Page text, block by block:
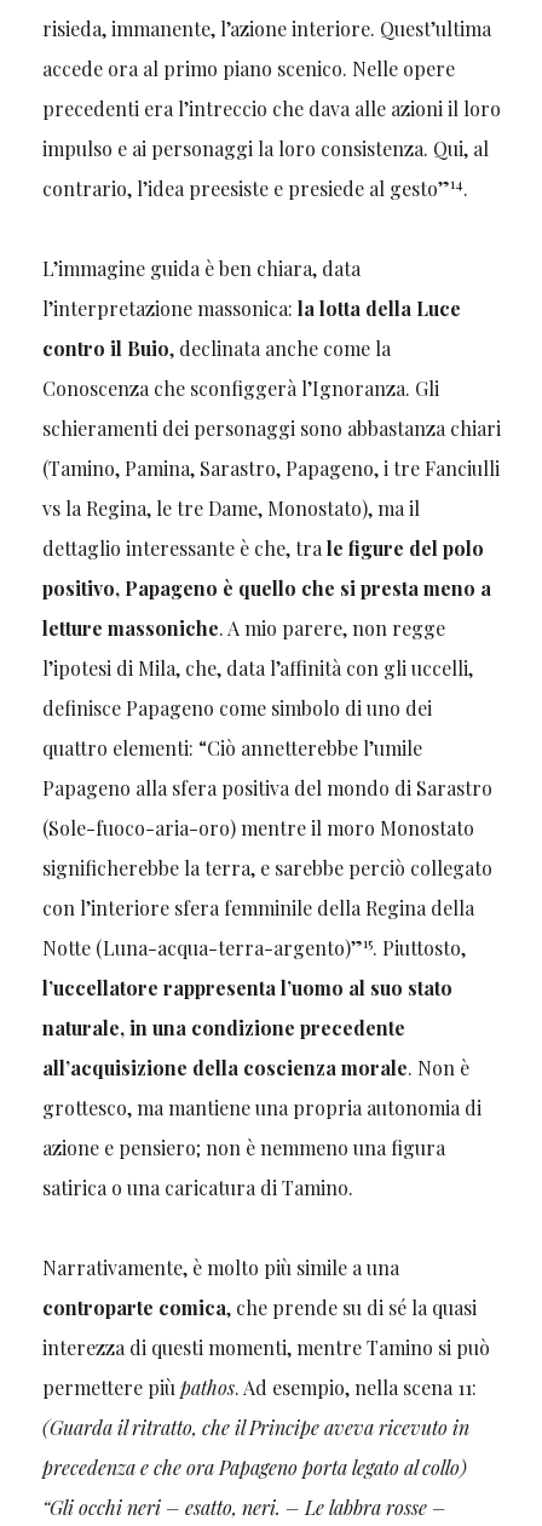
risieda, immanente, l’azione interiore. Quest’ultima
accede ora al primo piano scenico. Nelle opere
precedenti era l’intreccio che dava alle azioni il loro
impulso e ai personaggi la loro consistenza. Qui, al
contrario, l’idea preesiste e presiede al gesto”14.
L’immagine guida è ben chiara, data
l’interpretazione massonica: la lotta della Luce
contro il Buio, declinata anche come la
Conoscenza che sconfiggerà l’Ignoranza. Gli
schieramenti dei personaggi sono abbastanza chiari
(Tamino, Pamina, Sarastro, Papageno, i tre Fanciulli
vs la Regina, le tre Dame, Monostato), ma il
dettaglio interessante è che, tra le figure del polo
positivo, Papageno è quello che si presta meno a
letture massoniche. A mio parere, non regge
l’ipotesi di Mila, che, data l’affinità con gli uccelli,
definisce Papageno come simbolo di uno dei
quattro elementi: “Ciò annetterebbe l’umile
Papageno alla sfera positiva del mondo di Sarastro
(Sole-fuoco-aria-oro) mentre il moro Monostato
significherebbe la terra, e sarebbe perciò collegato
con l’interiore sfera femminile della Regina della
Notte (Luna-acqua-terra-argento)”15. Piuttosto,
l’uccellatore rappresenta l’uomo al suo stato
naturale, in una condizione precedente
all’acquisizione della coscienza morale. Non è
grottesco, ma mantiene una propria autonomia di
azione e pensiero; non è nemmeno una figura
satirica o una caricatura di Tamino.
Narrativamente, è molto più simile a una
controparte comica, che prende su di sé la quasi
interezza di questi momenti, mentre Tamino si può
permettere più pathos. Ad esempio, nella scena 11:
(Guarda il ritratto, che il Principe aveva ricevuto in
precedenza e che ora Papageno porta legato al collo)
“Gli occhi neri – esatto, neri. – Le labbra rosse –